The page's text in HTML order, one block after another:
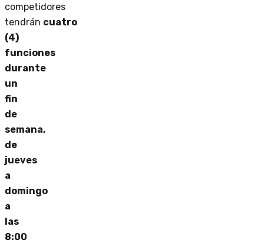
competidores
tendrán cuatro
(4)
funciones
durante
un
fin
de
semana,
de
jueves
a
domingo
a
las
8:00